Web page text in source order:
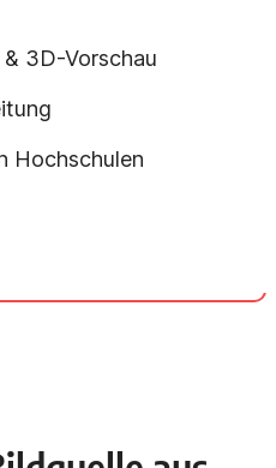
3D-Vorschau
Hochschulen